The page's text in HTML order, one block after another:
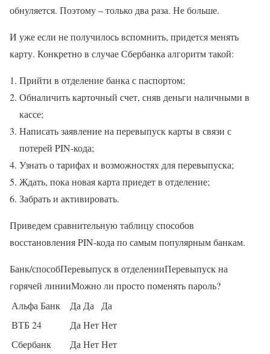
обнуляется. Поэтому – только два раза. Не больше.
И уже если не получилось вспомнить, придется менять
карту. Конкретно в случае Сбербанка алгоритм такой:
Прийти в отделение банка с паспортом;
Обналичить карточный счет, сняв деньги наличными в
кассе;
Написать заявление на перевыпуск карты в связи с
потерей PIN-кода;
Узнать о тарифах и возможностях для перевыпуска;
Ждать, пока новая карта приедет в отделение;
Забрать и активировать.
Приведем сравнительную таблицу способов
восстановления PIN-кода по самым популярным банкам.
Банк/способПеревыпуск в отделенииПеревыпуск на
горячей линииМожно ли просто поменять пароль?
Альфа Банк
Да Да
Да
ВТБ 24
Да НетНет
Сбербанк
Да НетНет